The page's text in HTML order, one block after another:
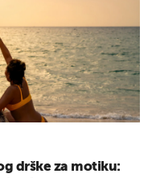
drške za motiku: